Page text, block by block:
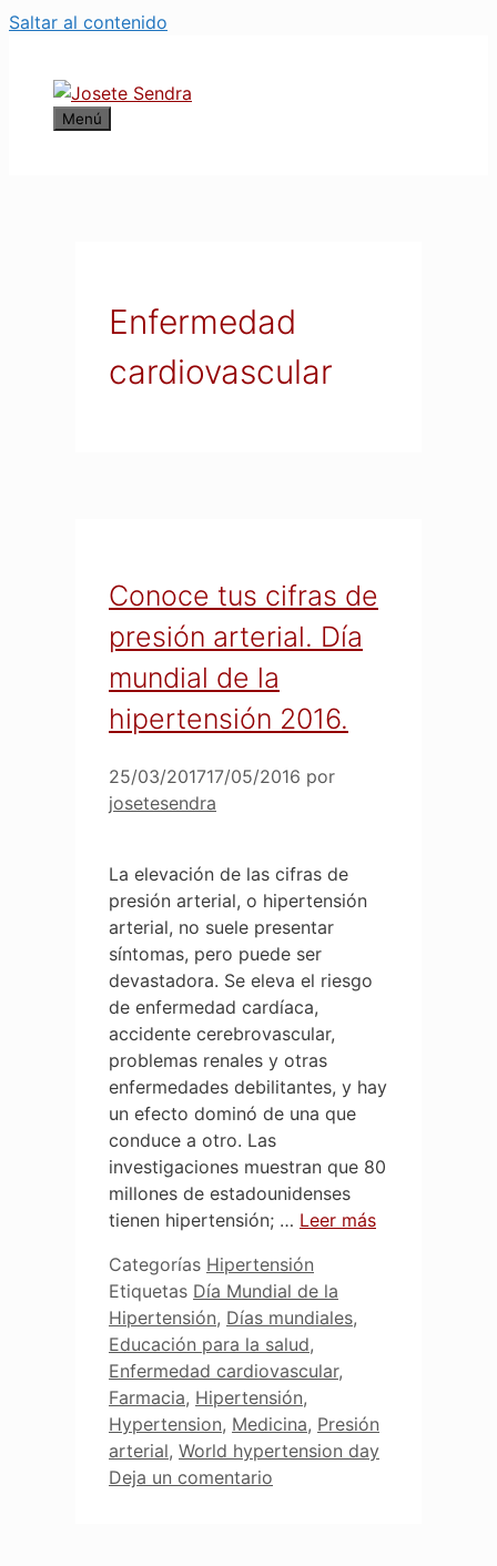
Saltar al contenido
Menú
Enfermedad
cardiovascular
Conoce tus cifras de
presión arterial. Día
mundial de la
hipertensión 2016.
25/03/201717/05/2016 por
josetesendra
La elevación de las cifras de
presión arterial, o hipertensión
arterial, no suele presentar
síntomas, pero puede ser
devastadora. Se eleva el riesgo
de enfermedad cardíaca,
accidente cerebrovascular,
problemas renales y otras
enfermedades debilitantes, y hay
un efecto dominó de una que
conduce a otro. Las
investigaciones muestran que 80
millones de estadounidenses
tienen hipertensión; … Leer más
Categorías Hipertensión
Etiquetas Día Mundial de la
Hipertensión, Días mundiales,
Educación para la salud,
Enfermedad cardiovascular,
Farmacia, Hipertensión,
Hypertension, Medicina, Presión
arterial, World hypertension day
Deja un comentario